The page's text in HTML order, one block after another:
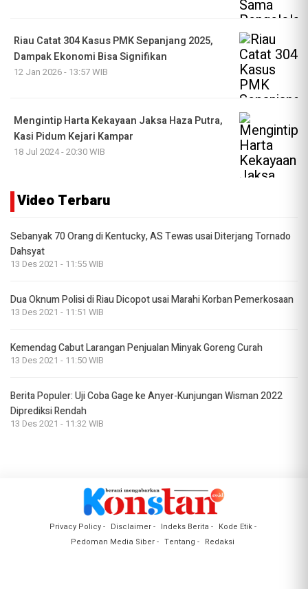
Riau Catat 304 Kasus PMK Sepanjang 2025,
Dampak Ekonomi Bisa Signifikan
12 Jan 2026 - 13:57 WIB
Mengintip Harta Kekayaan Jaksa Haza Putra,
Kasi Pidum Kejari Kampar
18 Jul 2024 - 20:30 WIB
Video Terbaru
Sebanyak 70 Orang di Kentucky, AS Tewas usai Diterjang Tornado
Dahsyat
13 Des 2021 - 11:55 WIB
Dua Oknum Polisi di Riau Dicopot usai Marahi Korban Pemerkosaan
13 Des 2021 - 11:51 WIB
Kemendag Cabut Larangan Penjualan Minyak Goreng Curah
13 Des 2021 - 11:50 WIB
Berita Populer: Uji Coba Gage ke Anyer-Kunjungan Wisman 2022
Diprediksi Rendah
13 Des 2021 - 11:32 WIB
Privacy Policy Disclaimer Indeks Berita
Kode Etik
Pedoman Media Siber
Tentang Redaksi